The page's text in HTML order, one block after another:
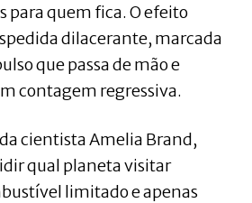
para quem fica. O efeito
dilacerante, marcada
que passa de mão e
contagem regressiva.
cientista Amelia Brand,
qual planeta visitar
limitado e apenas